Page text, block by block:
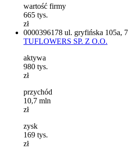
wartość firmy
665 tys.
zł
0000396178 ul. gryfińska 105a,
TUFLOWERS SP. Z O.O.
aktywa
980 tys.
zł
przychód
10,7 mln
zł
zysk
169 tys.
zł